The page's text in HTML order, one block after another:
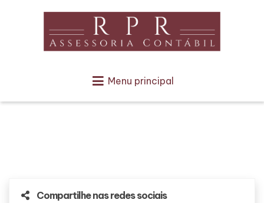
Menu principal
Compartilhe nas redes sociais